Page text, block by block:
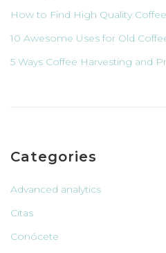
How to Find High Quality
10 Awesome Uses for Old
5 Ways Coffee Harvesting and
Categories
Advanced analytics
Citas
Conócete